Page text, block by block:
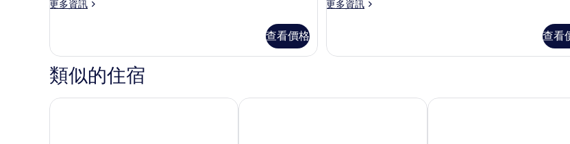
所
相
片
更多資訊
更
房
的
詳
情
查看價格
所
相
更多資訊
更
房
查看
類似的住宿
羅東夜市‧幸福 Yes 小窩旅店(羅東夜巿店) 宜蘭縣祕境 13 民宿